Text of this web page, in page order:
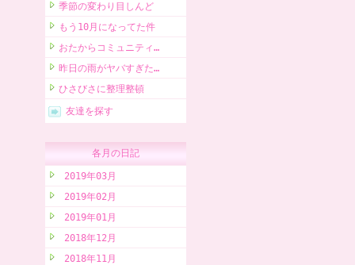
季節の変わり目しんど
もう10月になってた件
おたからコミュニティ…
昨日の雨がヤバすぎた…
ひさびさに整理整頓
友達を探す
各月の日記
2019年03月
2019年02月
2019年01月
2018年12月
2018年11月